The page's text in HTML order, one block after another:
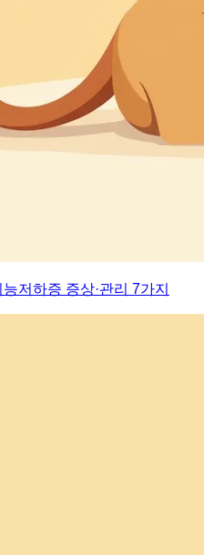
저하증 증상·관리 7가지